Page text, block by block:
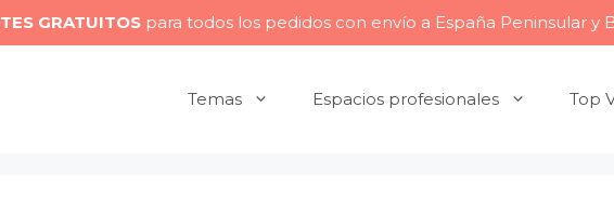
GRATUITOSpara todos los pedidos con envío a España Peninsular y
Temas Espacios profesionales Top